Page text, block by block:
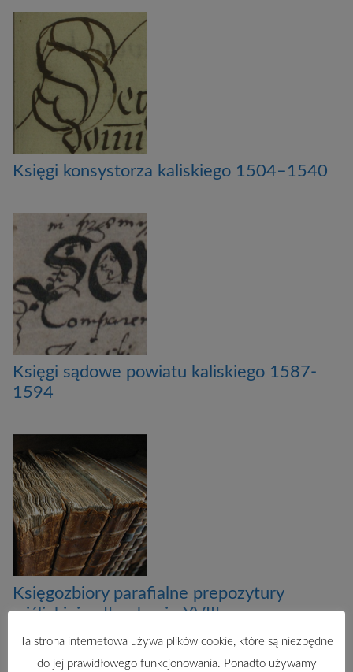
Księgi konsystorza kaliskiego 1504–1540
Księgi sądowe powiatu kaliskiego 1587-
1594
Księgozbiory parafialne prepozytury
wiślickiej w II połowie XVIII w.
Ta strona internetowa używa plików cookie, które są niezbędne
do jej prawidłowego funkcjonowania. Ponadto używamy